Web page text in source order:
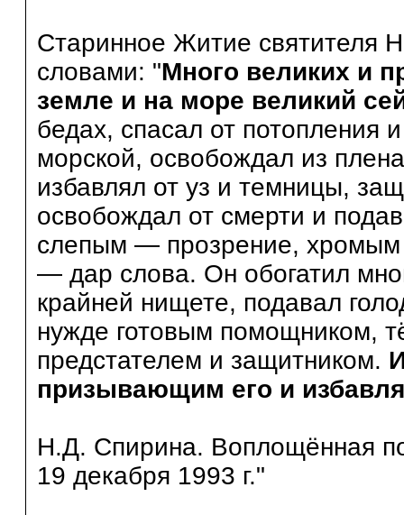
Старинное Житие святителя
словами: "Много великих и
земле и на море великий
бедах, спасал от потопления
морской, освобождал из
избавлял от уз и темницы,
освобождал от смерти и
слепым — прозрение,
— дар слова. Он обогатил
крайней нищете, подавал
нужде готовым помощником,
предстателем и защитником.
призывающим его и
Н.Д. Спирина. Воплощённая
19 декабря 1993 г."